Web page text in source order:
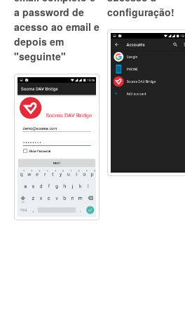
a password de
acesso ao email e
depois em
"seguinte"
configuração!